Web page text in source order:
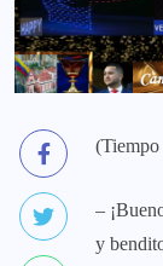
(Tiempo
–
y